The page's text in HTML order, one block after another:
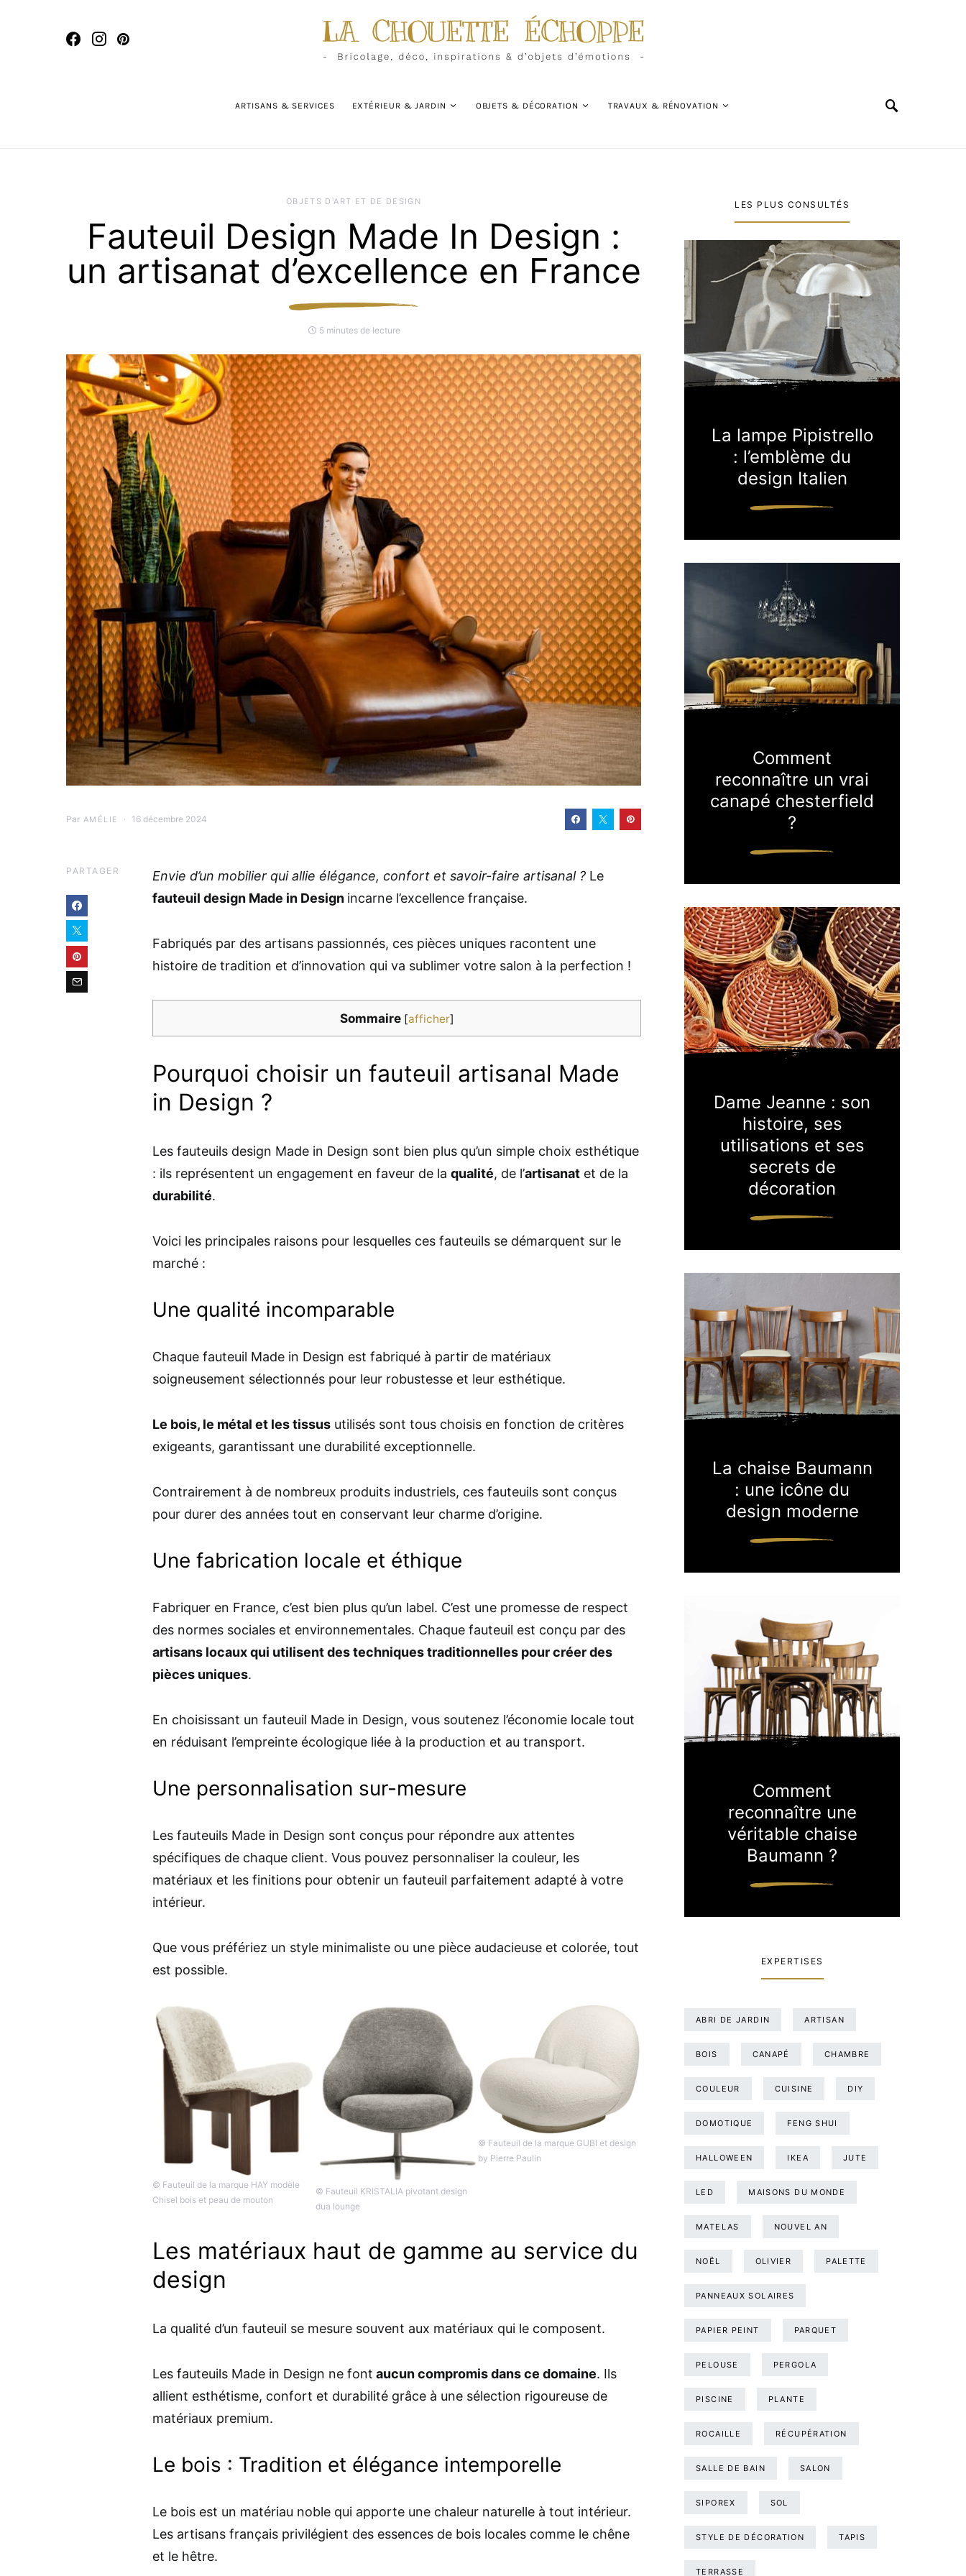
ARTISANS & SERVICES EXTÉRIEUR & JARDIN OBJETS & DÉCORATION TRAVAUX & RÉNOVATION
OBJETS D'ART ET DE DESIGN
Fauteuil Design Made In Design :
un artisanat d’excellence en France
5 minutes de lecture
Par AMÉLIE 16 décembre 2024
PARTAGER Envie d’un mobilier qui allie élégance, confort et savoir-faire artisanal ? Le
fauteuil design Made in Design incarne l’excellence française.
Fabriqués par des artisans passionnés, ces pièces uniques racontent une
histoire de tradition et d’innovation qui va sublimer votre salon à la perfection !
Sommaire [afficher]
Pourquoi choisir un fauteuil artisanal Made
in Design ?
Les fauteuils design Made in Design sont bien plus qu’un simple choix esthétique
: ils représentent un engagement en faveur de la qualité, de l’artisanat et de la
durabilité.
Voici les principales raisons pour lesquelles ces fauteuils se démarquent sur le
marché :
Une qualité incomparable
Chaque fauteuil Made in Design est fabriqué à partir de matériaux
soigneusement sélectionnés pour leur robustesse et leur esthétique.
Le bois, le métal et les tissus utilisés sont tous choisis en fonction de critères
exigeants, garantissant une durabilité exceptionnelle.
Contrairement à de nombreux produits industriels, ces fauteuils sont conçus
pour durer des années tout en conservant leur charme d’origine.
Une fabrication locale et éthique
Fabriquer en France, c’est bien plus qu’un label. C’est une promesse de respect
des normes sociales et environnementales. Chaque fauteuil est conçu par des
artisans locaux qui utilisent des techniques traditionnelles pour créer des
pièces uniques.
En choisissant un fauteuil Made in Design, vous soutenez l’économie locale tout
en réduisant l’empreinte écologique liée à la production et au transport.
Une personnalisation sur-mesure
Les fauteuils Made in Design sont conçus pour répondre aux attentes
spécifiques de chaque client. Vous pouvez personnaliser la couleur, les
matériaux et les finitions pour obtenir un fauteuil parfaitement adapté à votre
intérieur.
Que vous préfériez un style minimaliste ou une pièce audacieuse et colorée, tout
est possible.
© Fauteuil de la marque HAY modèle
Chisel bois et peau de mouton
© Fauteuil KRISTALIA pivotant design
dua lounge
© Fauteuil de la marque GUBI et design
by Pierre Paulin
Les matériaux haut de gamme au service du
design
La qualité d’un fauteuil se mesure souvent aux matériaux qui le composent.
Les fauteuils Made in Design ne font aucun compromis dans ce domaine. Ils
allient esthétisme, confort et durabilité grâce à une sélection rigoureuse de
matériaux premium.
Le bois : Tradition et élégance intemporelle
Le bois est un matériau noble qui apporte une chaleur naturelle à tout intérieur.
Les artisans français privilégient des essences de bois locales comme le chêne
et le hêtre.
LES PLUS CONSULTÉS
La lampe Pipistrello
: l’emblème du
design Italien
Comment
reconnaître un vrai
canapé chesterfield
?
Dame Jeanne : son
histoire, ses
utilisations et ses
secrets de
décoration
La chaise Baumann
: une icône du
design moderne
Comment
reconnaître une
véritable chaise
Baumann ?
EXPERTISES
ABRI DE JARDIN ARTISAN
BOIS CANAPÉ CHAMBRE
COULEUR CUISINE DIY
DOMOTIQUE FENG SHUI
HALLOWEEN IKEA JUTE
LED MAISONS DU MONDE
MATELAS NOUVEL AN
NOËL OLIVIER PALETTE
PANNEAUX SOLAIRES
PAPIER PEINT PARQUET
PELOUSE PERGOLA
PISCINE PLANTE
ROCAILLE RÉCUPÉRATION
SALLE DE BAIN SALON
SIPOREX SOL
STYLE DE DÉCORATION TAPIS
TERRASSE